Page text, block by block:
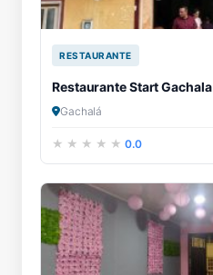
RESTAURANTE
Restaurante Start Gachala
Gachalá
0.0